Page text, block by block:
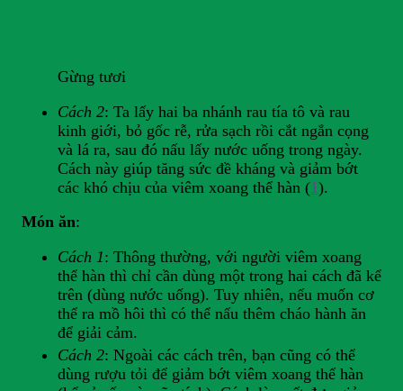
Gừng tươi
Cách 2: Ta lấy hai ba nhánh rau tía tô và rau
kinh giới, bỏ gốc rễ, rửa sạch rồi cắt ngắn cọng
và lá ra, sau đó nấu lấy nước uống trong ngày.
Cách này giúp tăng sức đề kháng và giảm bớt
các khó chịu của viêm xoang thể hàn (1).
Món ăn:
Cách 1: Thông thường, với người viêm xoang
thể hàn thì chỉ cần dùng một trong hai cách đã kể
trên (dùng nước uống). Tuy nhiên, nếu muốn cơ
thể ra mồ hôi thì có thể nấu thêm cháo hành ăn
để giải cảm.
Cách 2: Ngoài các cách trên, bạn cũng có thể
dùng rượu tỏi để giảm bớt viêm xoang thể hàn